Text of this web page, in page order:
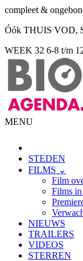
compleet &
Óók THUIS VOD,
WEEK 32 6-8 t/m
MENU
STEDEN
FILMS ⌄
Film
Films
NIEUWS
TRAILERS
VIDEOS
STERREN